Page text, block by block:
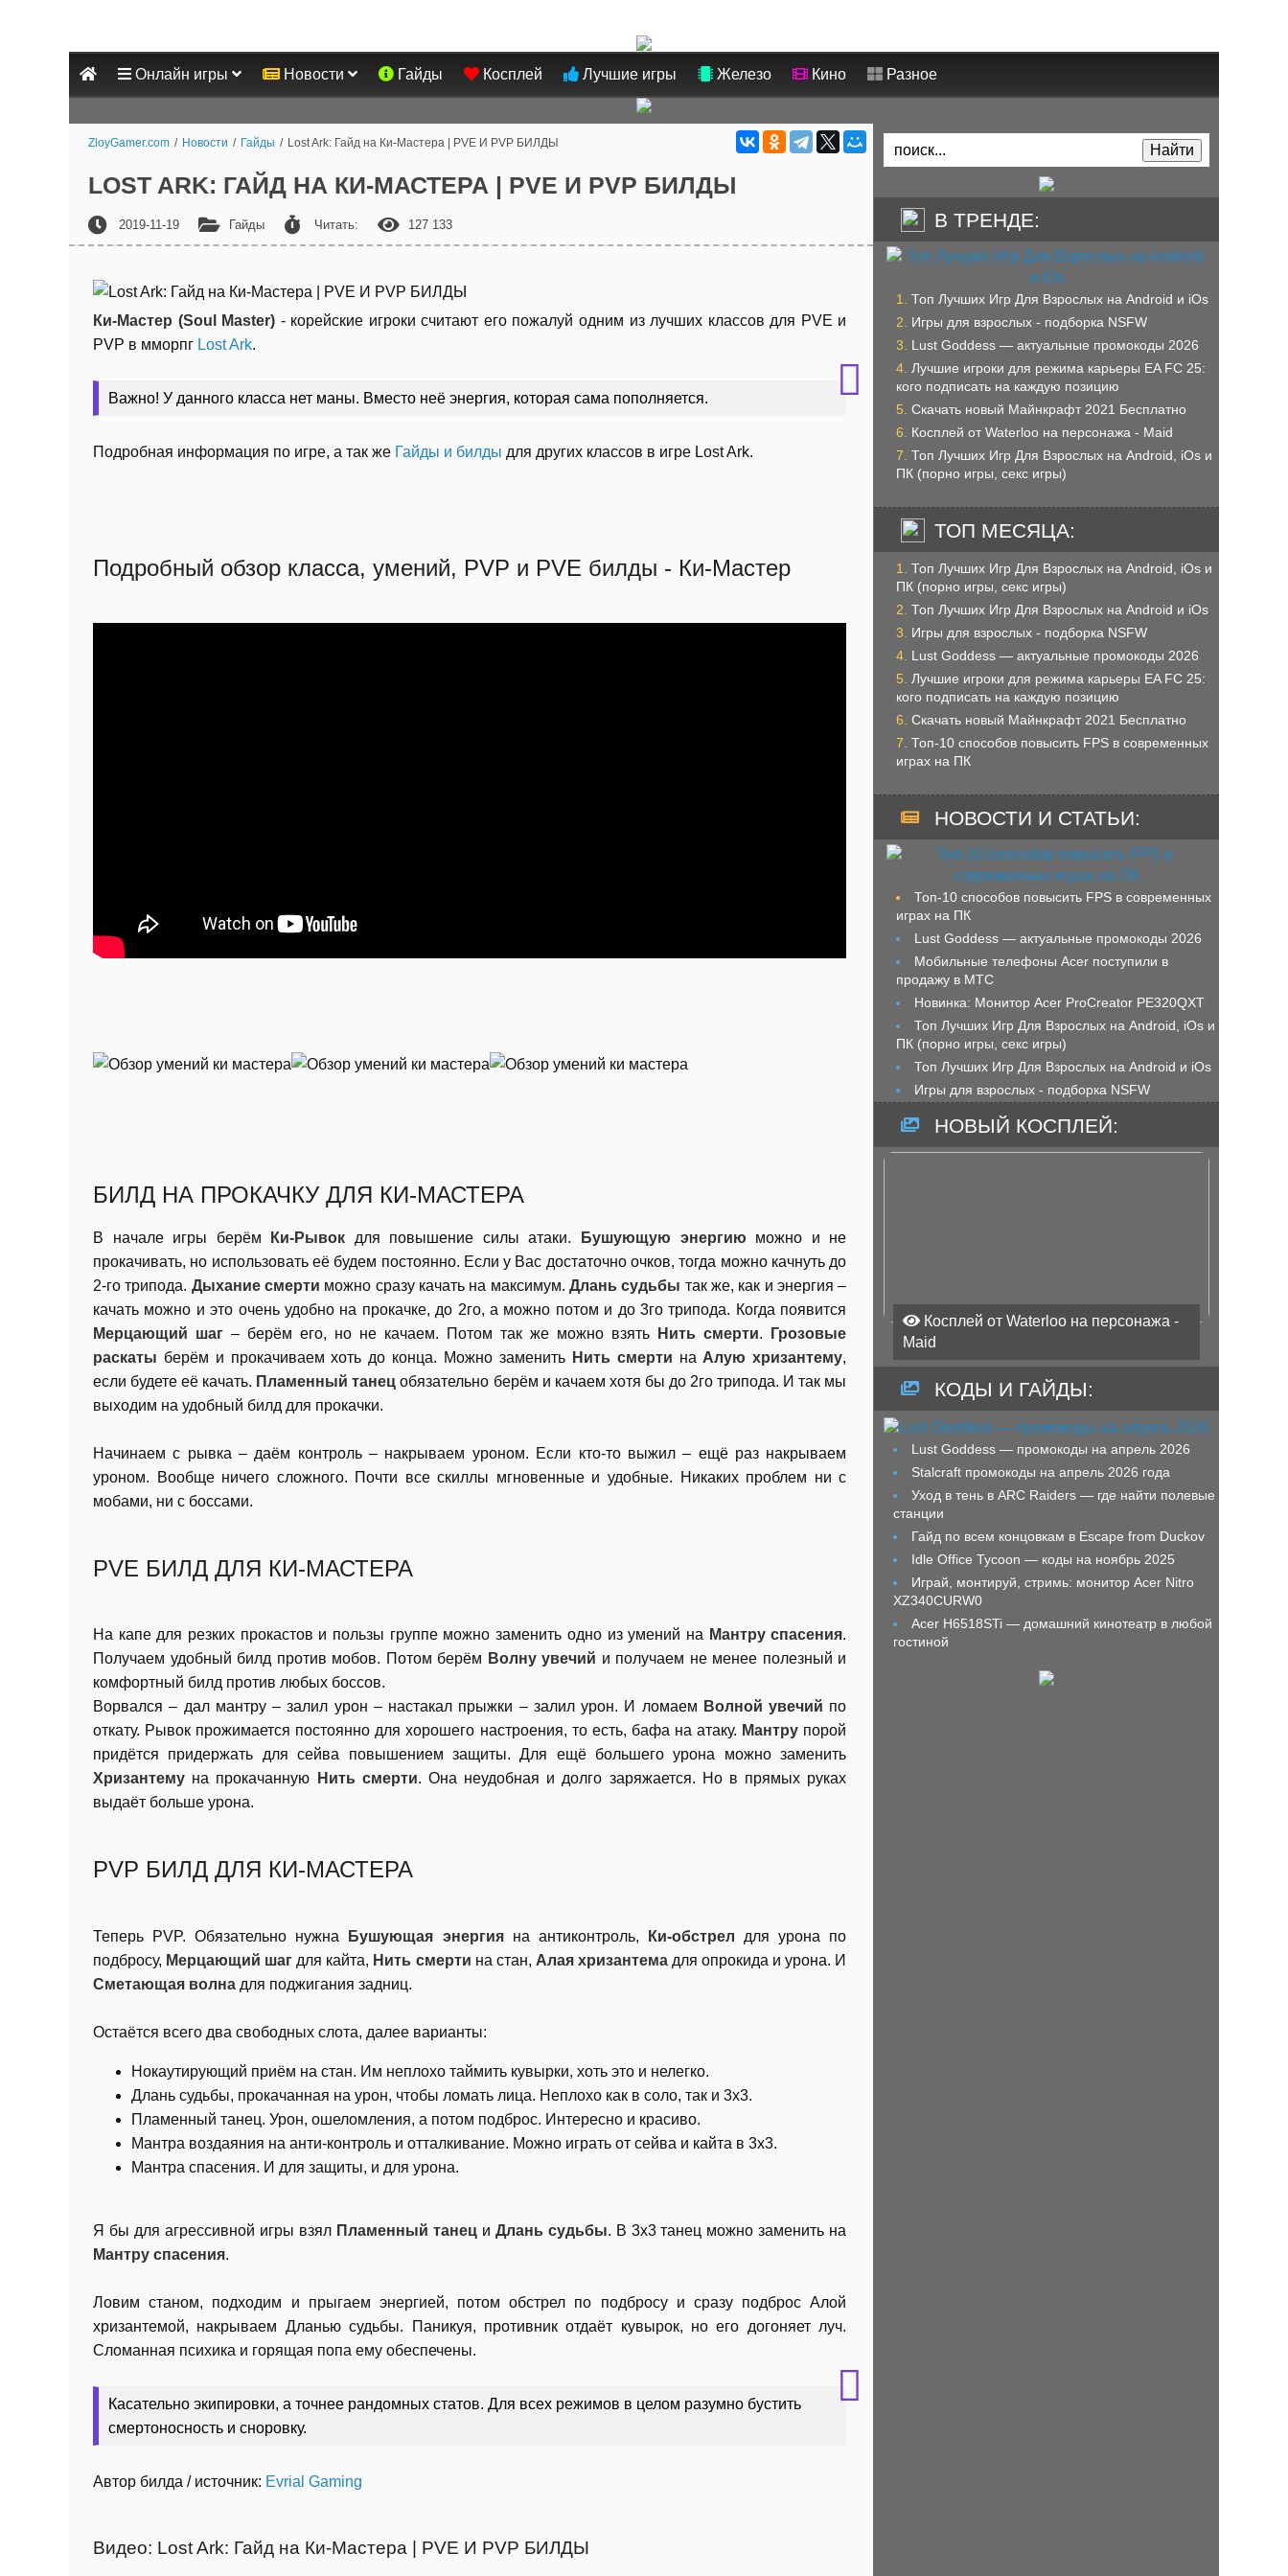
Онлайн игры Новости Гайды Косплей Лучшие игры Железо Кино Разное
ZloyGamer.com / Новости / Гайды / Lost Ark: Гайд на Ки-Мастера | PVE И PVP БИЛДЫ
LOST ARK: ГАЙД НА КИ-МАСТЕРА | PVE И PVP БИЛДЫ
2019-11-19 Гайды Читать: 127 133
Ки-Мастер (Soul Master) - корейские игроки считают его пожалуй одним из лучших классов для PVE и
PVP в мморпг Lost Ark.
Важно! У данного класса нет маны. Вместо неё энергия, которая сама пополняется.
Подробная информация по игре, а так же Гайды и билды для других классов в игре Lost Ark.
Подробный обзор класса, умений, PVP и PVE билды - Ки-Мастер
БИЛД НА ПРОКАЧКУ ДЛЯ КИ-МАСТЕРА
В начале игры берём Ки-Рывок для повышение силы атаки. Бушующую энергию можно и не
прокачивать, но использовать её будем постоянно. Если у Вас достаточно очков, тогда можно качнуть до
2-го трипода. Дыхание смерти можно сразу качать на максимум. Длань судьбы так же, как и энергия –
качать можно и это очень удобно на прокачке, до 2го, а можно потом и до 3го трипода. Когда появится
Мерцающий шаг – берём его, но не качаем. Потом так же можно взять Нить смерти.
Грозовые
раскаты берём и прокачиваем хоть до конца. Можно заменить Нить смерти на Алую хризантему,
если будете её качать. Пламенный танец обязательно берём и качаем хотя бы до 2го трипода. И так мы
выходим на удобный билд для прокачки.
Начинаем с рывка – даём контроль – накрываем уроном. Если кто-то выжил – ещё раз накрываем
уроном. Вообще ничего сложного. Почти все скиллы мгновенные и удобные. Никаких проблем ни с
мобами, ни с боссами.
PVE БИЛД ДЛЯ КИ-МАСТЕРА
На капе для резких прокастов и пользы группе можно заменить одно из умений на Мантру спасения.
Получаем удобный билд против мобов. Потом берём Волну увечий и получаем не менее полезный и
комфортный билд против любых боссов.
Ворвался – дал мантру – залил урон – настакал прыжки – залил урон. И ломаем Волной увечий по
откату. Рывок прожимается постоянно для хорошего настроения, то есть, бафа на атаку. Мантру порой
придётся придержать для сейва повышением защиты. Для ещё большего урона можно заменить
Хризантему на прокачанную Нить смерти. Она неудобная и долго заряжается. Но в прямых руках
выдаёт больше урона.
PVP БИЛД ДЛЯ КИ-МАСТЕРА
Теперь PVP. Обязательно нужна Бушующая энергияна антиконтроль, Ки-обстрел для урона по
подбросу, Мерцающий шаг для кайта, Нить смерти на стан, Алая хризантемадля опрокида и урона. И
Сметающая волна для поджигания задниц.
Остаётся всего два свободных слота, далее варианты:
Нокаутирующий приём на стан. Им неплохо таймить кувырки, хоть это и нелегко.
Длань судьбы, прокачанная на урон, чтобы ломать лица. Неплохо как в соло, так и 3х3.
Пламенный танец. Урон, ошеломления, а потом подброс. Интересно и красиво.
Мантра воздаяния на анти-контроль и отталкивание. Можно играть от сейва и кайта в 3х3.
Мантра спасения. И для защиты, и для урона.
Я бы для агрессивной игры взял Пламенный танеци Длань судьбы. В 3х3 танец можно заменить на
Мантру спасения.
Ловим станом, подходим и прыгаем энергией, потом обстрел по подбросу и сразу подброс Алой
хризантемой, накрываем Дланью судьбы. Паникуя, противник отдаёт кувырок, но его догоняет луч.
Сломанная психика и горящая попа ему обеспечены.
Касательно экипировки, а точнее рандомных статов. Для всех режимов в целом разумно бустить
смертоносность и сноровку.
Автор билда / источник: Evrial Gaming
Видео: Lost Ark: Гайд на Ки-Мастера | PVE И PVP БИЛДЫ
В ТРЕНДЕ:
Топ Лучших Игр Для Взрослых на Android и iOs
Игры для взрослых - подборка NSFW
Lust Goddess — актуальные промокоды 2026
Лучшие игроки для режима карьеры EA FC 25:
кого подписать на каждую позицию
Скачать новый Майнкрафт 2021 Бесплатно
Косплей от Waterloo на персонажа - Maid
Топ Лучших Игр Для Взрослых на Android, iOs и
ПК (порно игры, секс игры)
ТОП МЕСЯЦА:
Топ Лучших Игр Для Взрослых на Android, iOs и
ПК (порно игры, секс игры)
Топ Лучших Игр Для Взрослых на Android и iOs
Игры для взрослых - подборка NSFW
Lust Goddess — актуальные промокоды 2026
Лучшие игроки для режима карьеры EA FC 25:
кого подписать на каждую позицию
Скачать новый Майнкрафт 2021 Бесплатно
Топ-10 способов повысить FPS в современных
играх на ПК
НОВОСТИ И СТАТЬИ:
Топ-10 способов повысить FPS в современных
играх на ПК
Lust Goddess — актуальные промокоды 2026
Мобильные телефоны Acer поступили в
продажу в МТС
Новинка: Монитор Acer ProCreator PE320QXT
Топ Лучших Игр Для Взрослых на Android, iOs и
ПК (порно игры, секс игры)
Топ Лучших Игр Для Взрослых на Android и iOs
Игры для взрослых - подборка NSFW
НОВЫЙ КОСПЛЕЙ:
Косплей от Waterloo на персонажа -
Maid
КОДЫ И ГАЙДЫ:
Lust Goddess — промокоды на апрель 2026
Stalcraft промокоды на апрель 2026 года
Уход в тень в ARC Raiders — где найти полевые
станции
Гайд по всем концовкам в Escape from Duckov
Idle Office Tycoon — коды на ноябрь 2025
Играй, монтируй, стримь: монитор Acer Nitro
XZ340CURW0
Acer H6518STi — домашний кинотеатр в любой
гостиной